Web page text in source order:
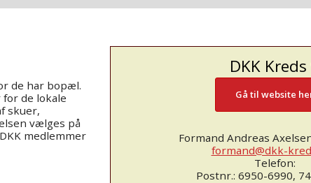
de har bopæl.
de lokale
skuer,
vælges på
medlemmer
DKK Kreds
Gå til website
Formand Andreas
formand@dkk-
Telefon:
Postnr.: 6950-6990,